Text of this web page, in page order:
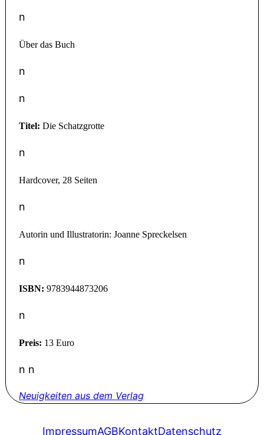
n
Über das Buch
n
n
Titel: Die Schatzgrotte
n
Hardcover, 28 Seiten
n
Autorin und Illustratorin: Joanne Spreckelsen
n
ISBN: 9783944873206
n
Preis: 13 Euro
n n
Neuigkeiten aus dem Verlag
ImpressumAGBKontaktDatenschutz